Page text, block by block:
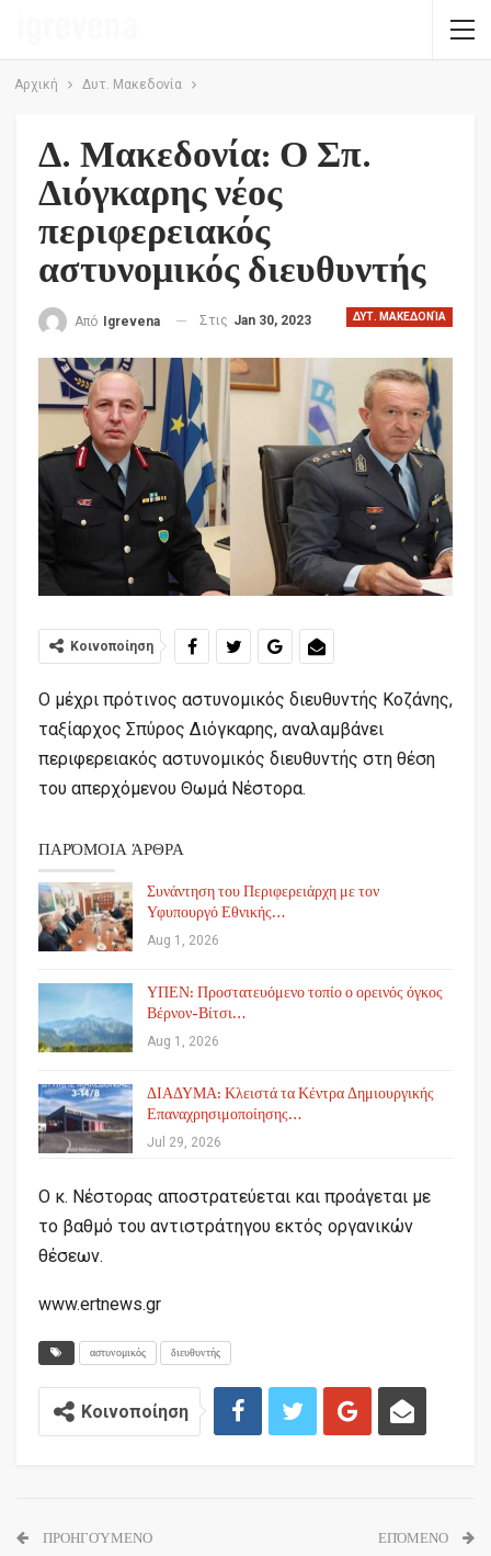
Αρχική Δυτ. Μακεδονία
Δ. Μακεδονία: Ο Σπ.
Διόγκαρης νέος
περιφερειακός
αστυνομικός διευθυντής
ΔΥΤ. ΜΑΚΕΔΟΝΊΑ
Από Igrevena Στις Jan 30, 2023
Κοινοποίηση
Ο μέχρι πρότινος αστυνομικός διευθυντής Κοζάνης,
ταξίαρχος Σπύρος Διόγκαρης, αναλαμβάνει
περιφερειακός αστυνομικός διευθυντής στη θέση
του απερχόμενου Θωμά Νέστορα.
ΠΑΡΌΜΟΙΑ ΆΡΘΡΑ
Συνάντηση του Περιφερειάρχη με τον
Υφυπουργό Εθνικής…
Aug 1, 2026
ΥΠΕΝ: Προστατευόμενο τοπίο ο ορεινός όγκος
Βέρνον-Βίτσι…
Aug 1, 2026
ΔΙΑΔΥΜΑ: Κλειστά τα Κέντρα Δημιουργικής
Επαναχρησιμοποίησης…
Jul 29, 2026
Ο κ. Νέστορας αποστρατεύεται και προάγεται με
το βαθμό του αντιστράτηγου εκτός οργανικών
θέσεων.
www.ertnews.gr
αστυνομικός διευθυντής
Κοινοποίηση
ΠΡΟΗΓΟΎΜΕΝΟ ΕΠΌΜΕΝΟ